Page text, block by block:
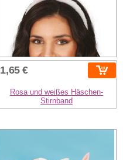
1,65 €
Rosa und weißes Häschen-
Stirnband